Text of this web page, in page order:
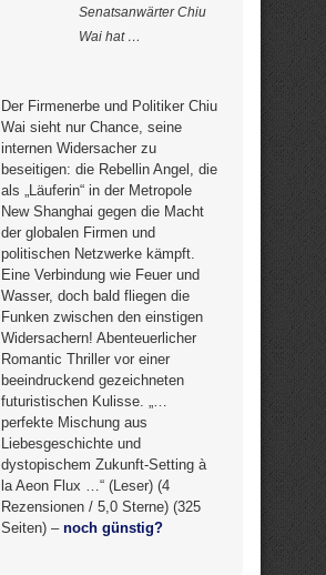
Senatsanwärter Chiu
Wai hat …
Der Firmenerbe und Politiker Chiu
Wai sieht nur Chance, seine
internen Widersacher zu
beseitigen: die Rebellin Angel, die
als „Läuferin“ in der Metropole
New Shanghai gegen die Macht
der globalen Firmen und
politischen Netzwerke kämpft.
Eine Verbindung wie Feuer und
Wasser, doch bald fliegen die
Funken zwischen den einstigen
Widersachern! Abenteuerlicher
Romantic Thriller vor einer
beeindruckend gezeichneten
futuristischen Kulisse. „…
perfekte Mischung aus
Liebesgeschichte und
dystopischem Zukunft-Setting à
la Aeon Flux …“ (Leser) (4
Rezensionen / 5,0 Sterne) (325
Seiten) – noch günstig?